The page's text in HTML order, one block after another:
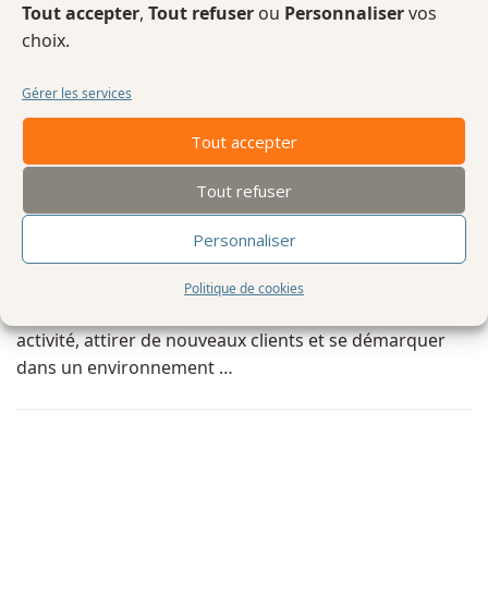
Tout accepter, Tout refuser ou Personnaliservos
choix.
Gérer les services
Tout accepter
Tout refuser
Personnaliser
Politique de cookies
Communication digitale à Rouen : Guide complet pour
booster votre entreprise locale
La communication digitale Rouen est devenue l’alliée
incontournable des entreprises, des commerçants et
activité, attirer de nouveaux clients et se démarquer
dans un environnement …